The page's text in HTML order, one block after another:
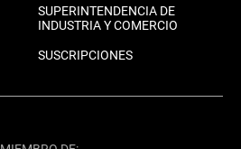
SUPERINTENDENCIA DE
INDUSTRIA Y COMERCIO
SUSCRIPCIONES